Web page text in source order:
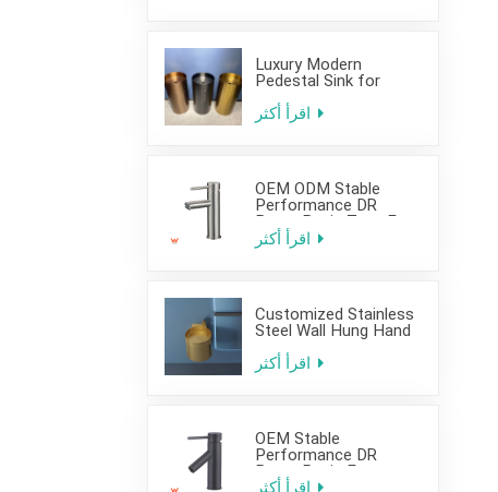
Luxury Modern
Pedestal Sink for
OEM ODM Stable
Performance DR
Brass Basin Taps For
Home Hotel Project
Customized Stainless
Steel Wall Hung Hand
Bathroom
OEM Stable
Performance DR
Brass Basin Faucet
For Home Hotel Grade